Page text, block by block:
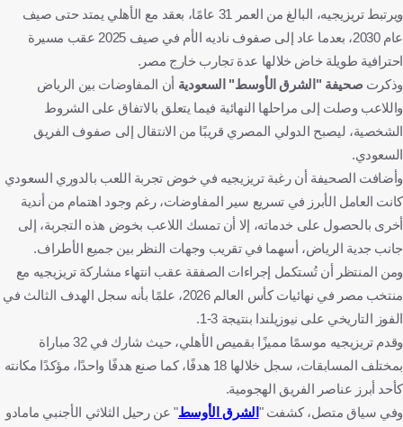
ويرتبط تريزيجيه، البالغ من العمر 31 عامًا، بعقد مع الأهلي يمتد حتى صيف
عام 2030، بعدما عاد إلى صفوف ناديه الأم في صيف 2025 عقب مسيرة
احترافية طويلة خاض خلالها عدة تجارب خارج مصر.
وذكرتصحيفة "الشرق الأوسط" السعودية أن المفاوضات بين الرياض
واللاعب وصلت إلى مراحلها النهائية فيما يتعلق بالاتفاق على الشروط
الشخصية، ليصبح الدولي المصري قريبًا من الانتقال إلى صفوف الفريق
السعودي.
وأضافت الصحيفة أن رغبة تريزيجيه في خوض تجربة اللعب بالدوري السعودي
كانت العامل الأبرز في تسريع سير المفاوضات، رغم وجود اهتمام من أندية
أخرى بالحصول على خدماته، إلا أن تمسك اللاعب بخوض هذه التجربة، إلى
جانب جدية الرياض، أسهما في تقريب وجهات النظر بين جميع الأطراف.
ومن المنتظر أن تُستكمل إجراءات الصفقة عقب انتهاء مشاركة تريزيجيه مع
منتخب مصر في نهائيات كأس العالم 2026، علمًا بأنه سجل الهدف الثالث في
الفوز التاريخي على نيوزيلندا بنتيجة 3-1.
وقدم تريزيجيه موسمًا مميزًا بقميص الأهلي، حيث شارك في 32 مباراة
بمختلف المسابقات، سجل خلالها 18 هدفًا، كما صنع هدفًا واحدًا، مؤكدًا مكانته
كأحد أبرز عناصر الفريق الهجومية.
وفي سياق متصل، كشفت " الشرق الأوسط" عن رحيل الثلاثي الأجنبي مامادو